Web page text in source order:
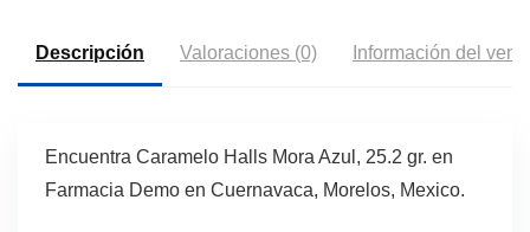
Descripción Valoraciones (0) Información del
Encuentra Caramelo Halls Mora Azul, 25.2 gr. en
Farmacia Demo en Cuernavaca, Morelos, Mexico.